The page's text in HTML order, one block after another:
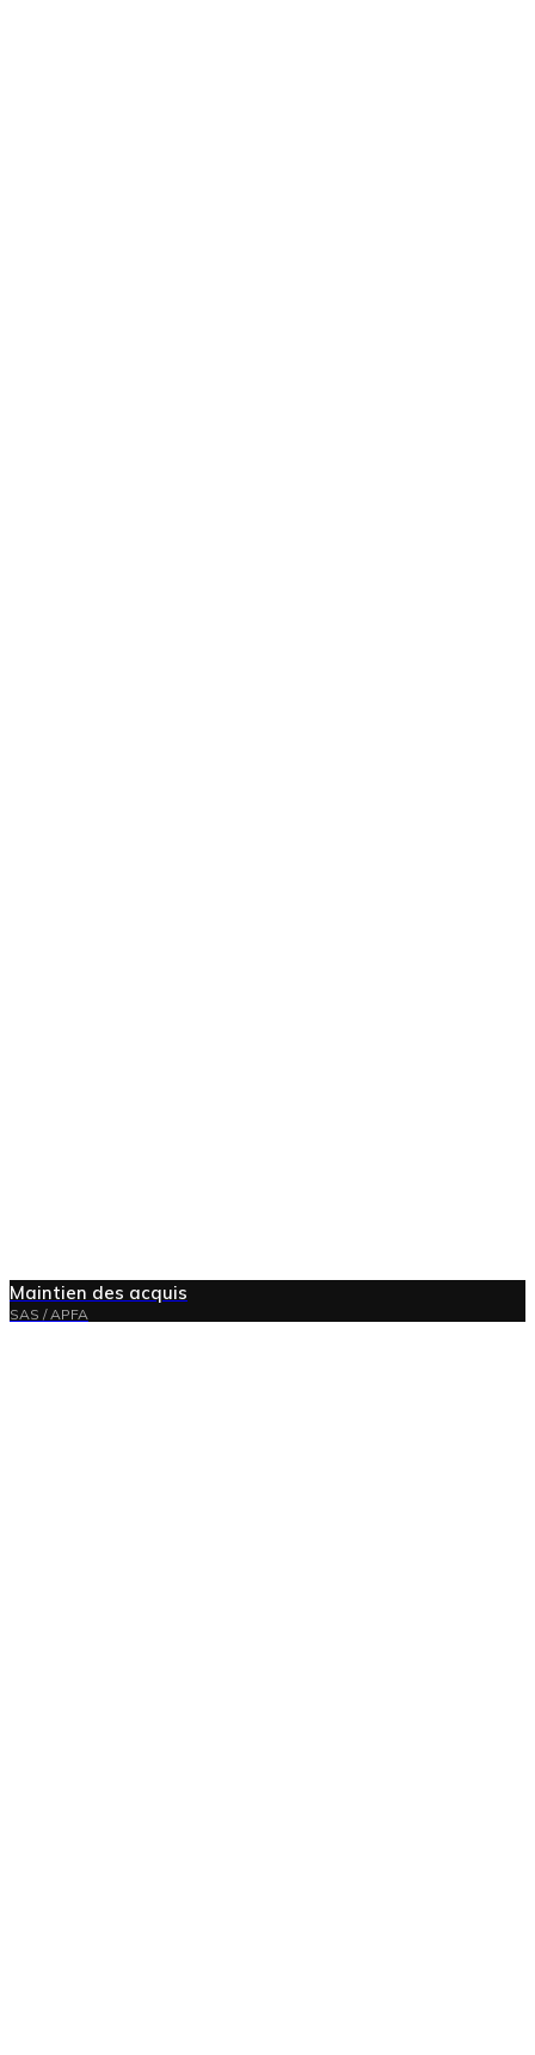
Maintien des acquis
SAS / APFA